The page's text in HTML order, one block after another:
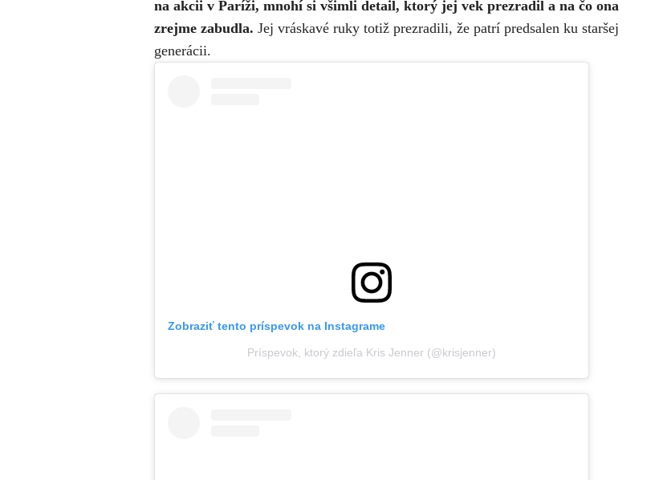
na akcii v Paríži, mnohí si všimli detail, ktorý jej vek prezradil a na čo ona
zrejme zabudla. Jej vráskavé ruky totiž prezradili, že patrí predsalen ku staršej
generácii.
Zobraziť tento príspevok na Instagrame
Príspevok, ktorý zdieľa Kris Jenner (@krisjenner)